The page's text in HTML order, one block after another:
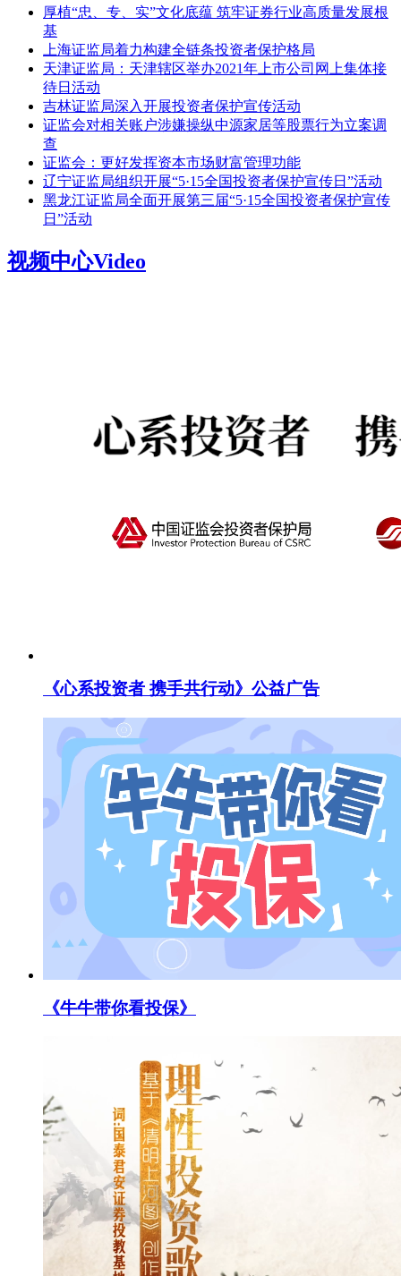
厚植“忠、专、实”文化底蕴 筑牢证券行业高质量发展根
基
上海证监局着力构建全链条投资者保护格局
天津证监局：天津辖区举办2021年上市公司网上集体接
待日活动
吉林证监局深入开展投资者保护宣传活动
证监会对相关账户涉嫌操纵中源家居等股票行为立案调
查
证监会：更好发挥资本市场财富管理功能
辽宁证监局组织开展“5·15全国投资者保护宣传日”活动
黑龙江证监局全面开展第三届“5·15全国投资者保护宣传
日”活动
视频中心Video
《心系投资者 携手共行动》公益广告
《牛牛带你看投保》